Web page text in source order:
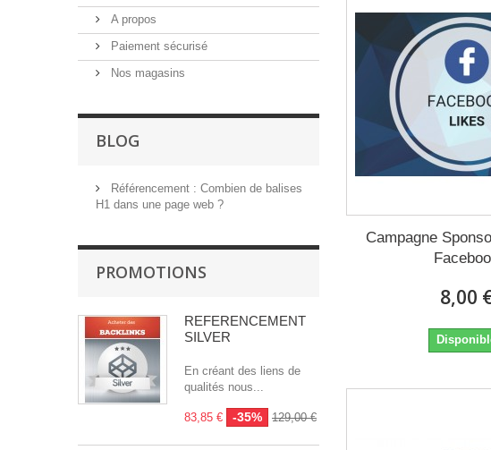
A propos
Paiement sécurisé
Nos magasins
BLOG
Référencement : Combien de balises
H1 dans une page web ?
PROMOTIONS
RÉFÉRENCEMENT
SILVER
En créant des liens de
qualités nous...
83,85 € -35% 129,00 €
Campagne
8,00